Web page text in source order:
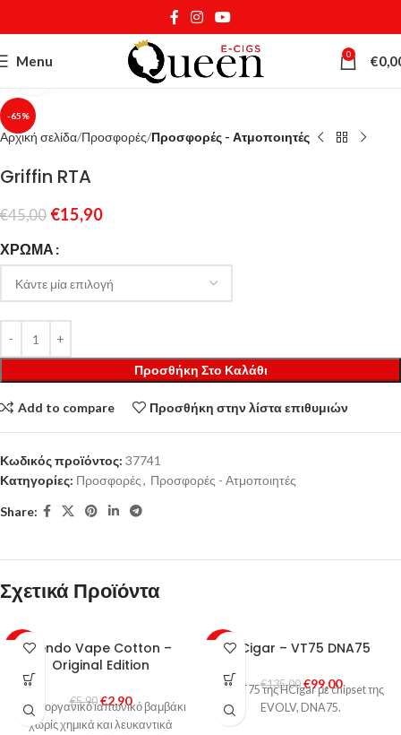
Menu 0 €
-65%
Κάντε κλικ για μεγέθυνση
Αρχική σελίδα Προσφορές Προσφορές - Ατμοποιητές
Griffin RTA
€45,00 €15,90
ΧΡΏΜΑ
Προσθήκη Στο Καλάθι
Add to compare Προσθήκη στην λίστα επιθυμιών
Κωδικός προϊόντος: 37741
Κατηγορίες: Προσφορές, Προσφορές - Ατμοποιητές
Share:
Σχετικά Προϊόντα
-51%Kendo Vape Cotton –
Original Edition
€5,90 €2,90
100% οργανικό ιαπωνικό βαμβάκι
χωρίς χημικά και λευκαντικά
-27%
SOLD
OUT
HCigar – VT75 DNA75
€135,00 €99,00
Το VT75 της HCigar με chipset της
EVOLV, DNA75.